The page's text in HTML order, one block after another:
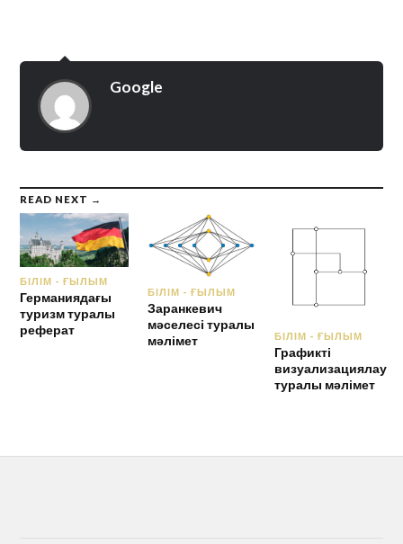
Google
READ NEXT →
БІЛІМ - ҒЫЛЫМ
Германиядағы
туризм туралы
реферат
БІЛІМ - ҒЫЛЫМ
Заранкевич
мәселесі туралы
мәлімет
БІЛІМ - ҒЫЛЫМ
Графикті
визуализациялау
туралы мәлімет